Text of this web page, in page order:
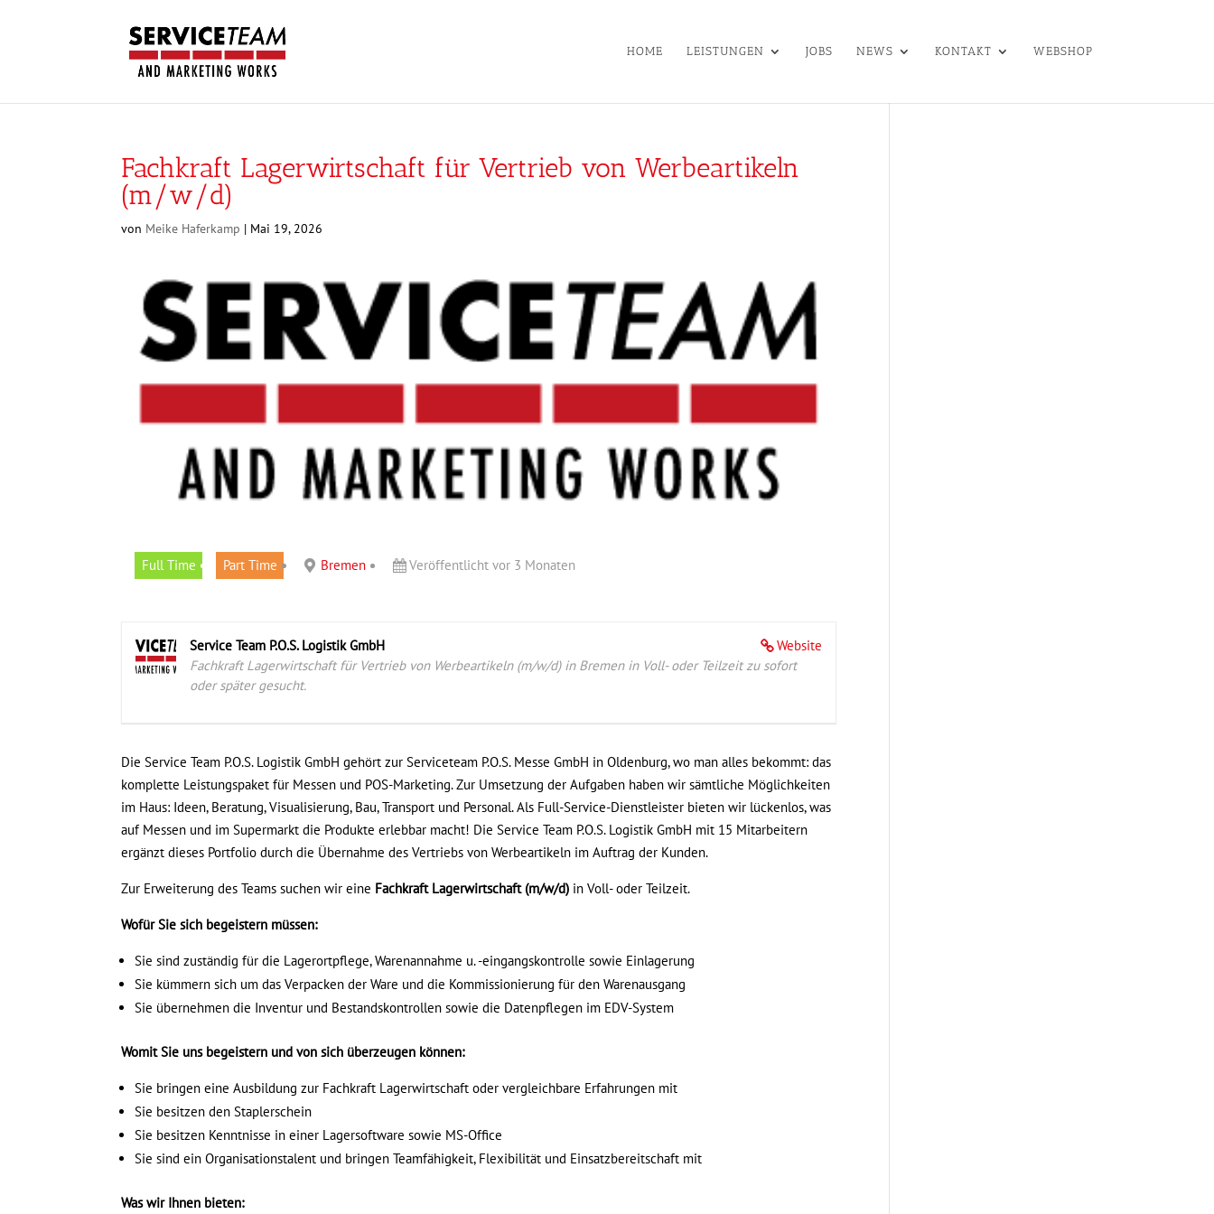
HOME LEISTUNGEN JOBS NEWS KONTAKT WEBSHOP
Fachkraft Lagerwirtschaft für Vertrieb von Werbeartikeln
(m/w/d)
von Meike Haferkamp | Mai 19, 2026
Full Time Part Time Bremen Veröffentlicht vor 3 Monaten
Website
Service Team P.O.S. Logistik GmbH
Fachkraft Lagerwirtschaft für Vertrieb von Werbeartikeln (m/w/d) in Bremen in Voll- oder Teilzeit zu sofort
oder später gesucht.
Die Service Team P.O.S. Logistik GmbH gehört zur Serviceteam P.O.S. Messe GmbH in Oldenburg, wo man alles bekommt: das
komplette Leistungspaket für Messen und POS-Marketing. Zur Umsetzung der Aufgaben haben wir sämtliche Möglichkeiten
im Haus: Ideen, Beratung, Visualisierung, Bau, Transport und Personal. Als Full-Service-Dienstleister bieten wir lückenlos, was
auf Messen und im Supermarkt die Produkte erlebbar macht! Die Service Team P.O.S. Logistik GmbH mit 15 Mitarbeitern
ergänzt dieses Portfolio durch die Übernahme des Vertriebs von Werbeartikeln im Auftrag der Kunden.
Zur Erweiterung des Teams suchen wir eine Fachkraft Lagerwirtschaft (m/w/d) in Voll- oder Teilzeit.
Wofür Sie sich begeistern müssen:
Sie sind zuständig für die Lagerortpflege, Warenannahme u. -eingangskontrolle sowie Einlagerung
Sie kümmern sich um das Verpacken der Ware und die Kommissionierung für den Warenausgang
Sie übernehmen die Inventur und Bestandskontrollen sowie die Datenpflegen im EDV-System
Womit Sie uns begeistern und von sich überzeugen können:
Sie bringen eine Ausbildung zur Fachkraft Lagerwirtschaft oder vergleichbare Erfahrungen mit
Sie besitzen den Staplerschein
Sie besitzen Kenntnisse in einer Lagersoftware sowie MS-Office
Sie sind ein Organisationstalent und bringen Teamfähigkeit, Flexibilität und Einsatzbereitschaft mit
Was wir Ihnen bieten: